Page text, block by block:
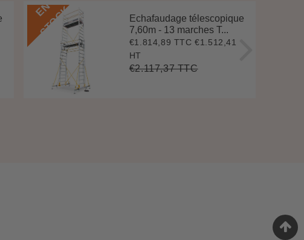
E
N
S
T
O
C
K
Echafaudage télescopique
7,60m - 13 marches T...
Prix
réduit
€1.814,89 TTC€1.814,89
€1.512,41
HT
Prix
€2.117,37 TTC€2.117,37